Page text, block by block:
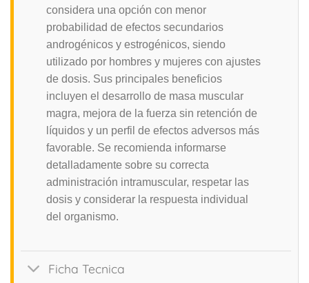
considera una opción con menor
probabilidad de efectos secundarios
androgénicos y estrogénicos, siendo
utilizado por hombres y mujeres con ajustes
de dosis. Sus principales beneficios
incluyen el desarrollo de masa muscular
magra, mejora de la fuerza sin retención de
líquidos y un perfil de efectos adversos más
favorable. Se recomienda informarse
detalladamente sobre su correcta
administración intramuscular, respetar las
dosis y considerar la respuesta individual
del organismo.
Ficha Tecnica